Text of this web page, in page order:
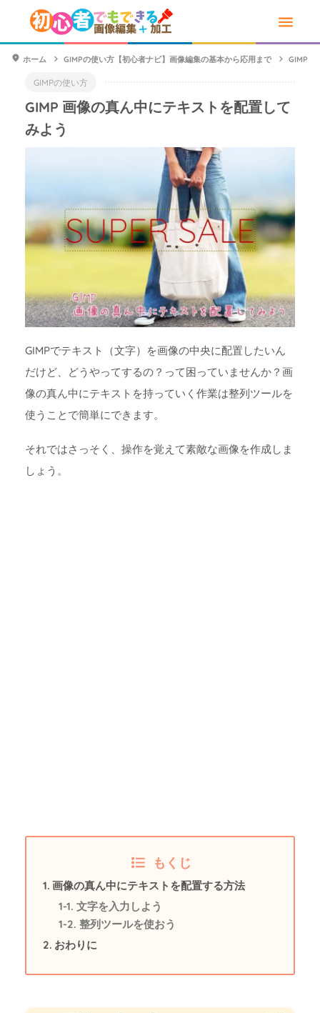
ホーム GIMPの使い方【初心者ナビ】画像編集の基本から応用まで GIMP
GIMPの使い方
GIMP 画像の真ん中にテキストを配置して
みよう
GIMPでテキスト（文字）を画像の中央に配置したいん
だけど、どうやってするの？って困っていませんか？画
像の真ん中にテキストを持っていく作業は整列ツールを
使うことで簡単にできます。
それではさっそく、操作を覚えて素敵な画像を作成しま
しょう。
もくじ
画像の真ん中にテキストを配置する方法
文字を入力しよう
整列ツールを使おう
おわりに